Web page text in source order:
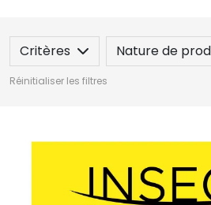
Critères Nature de
Réinitialiser les filtres